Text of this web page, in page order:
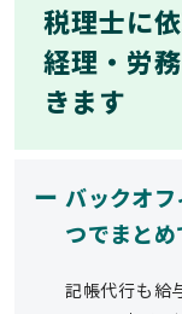
税理士に
経理・労
きます
ー バックオ
つでまとめ
記帳代行も給